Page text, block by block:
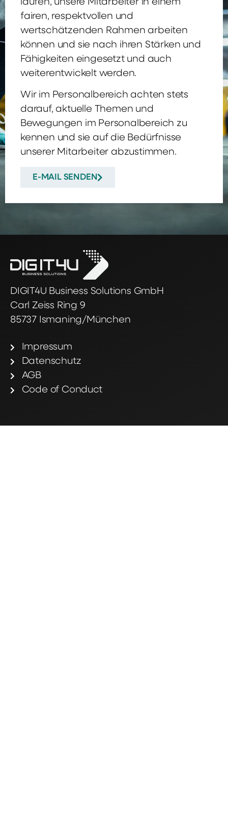
laufen, unsere Mitarbeiter in einem
fairen, respektvollen und
wertschätzenden Rahmen arbeiten
können und sie nach ihren Stärken und
Fähigkeiten eingesetzt und auch
weiterentwickelt werden.
Wir im Personalbereich achten stets
darauf, aktuelle Themen und
Bewegungen im Personalbereich zu
kennen und sie auf die Bedürfnisse
unserer Mitarbeiter abzustimmen.
E-MAIL SENDEN
DIGIT4U Business Solutions GmbH
Carl Zeiss Ring 9
85737 Ismaning/München
Impressum
Datenschutz
AGB
Code of Conduct